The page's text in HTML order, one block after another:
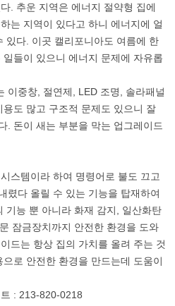
. 추운 지역은 에너지 절약형 집에
는 지역이 있다고 하니 에너지에 얼
있다. 이곳 캘리포니아도 여름에 한
들이 있으니 에너지 문제에 자유롭
이중창, 절연제, LED 조명, 솔라패널
도 많고 구조적 문제도 있으니 잘
. 돈이 새는 부분을 막는 업그레이드
스템이라 하여 명령어로 불도 끄고
렸다 올릴 수 있는 기능을 탑재하여
기능 뿐 아니라 화재 감지, 일산화탄
잠금장치까지 안전한 환경을 도와
드는 항상 집의 가치를 올려 주는 것
로 안전한 환경을 만드는데 도움이
: 213-820-0218